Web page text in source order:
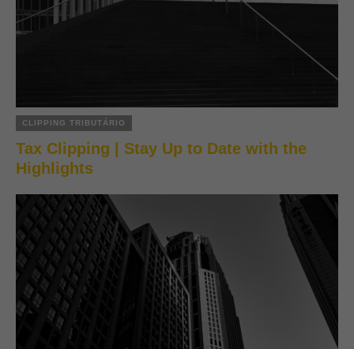
CLIPPING TRIBUTÁRIO
Tax Clipping | Stay Up to Date with the
Highlights